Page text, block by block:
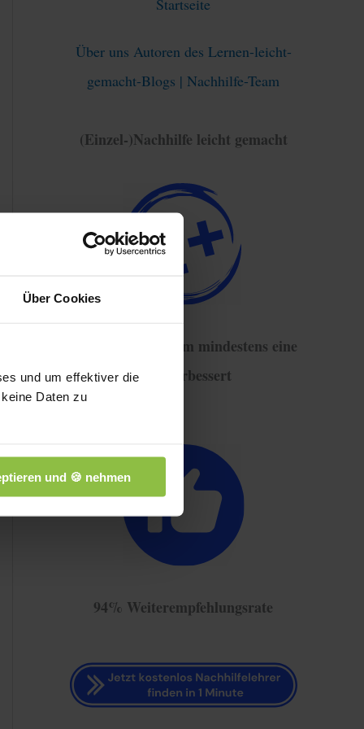
Über Cookies
und um effektiver die
Daten zu
und 🍪 nehmen
Über uns Autoren des Lernen-leicht-
gemacht-Blogs | Nachhilfe-Team
(Einzel-)Nachhilfe leicht gemacht
93% haben sich um mindestens eine
Note verbessert
94% Weiterempfehlungsrate